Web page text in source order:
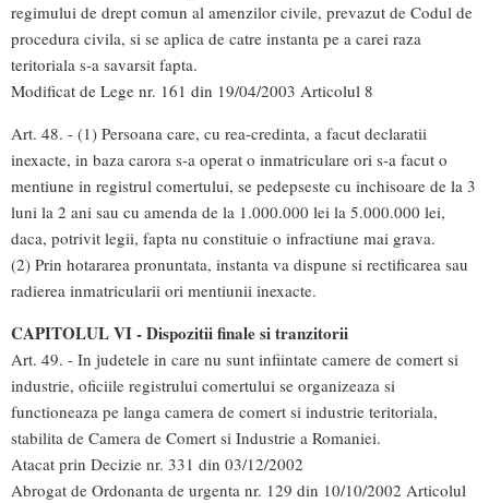
regimului de drept comun al amenzilor civile, prevazut de Codul de
procedura civila, si se aplica de catre instanta pe a carei raza
teritoriala s-a savarsit fapta.
Modificat de Lege nr. 161 din 19/04/2003 Articolul 8
Art. 48. - (1) Persoana care, cu rea-credinta, a facut declaratii
inexacte, in baza carora s-a operat o inmatriculare ori s-a facut o
mentiune in registrul comertului, se pedepseste cu inchisoare de la 3
luni la 2 ani sau cu amenda de la 1.000.000 lei la 5.000.000 lei,
daca, potrivit legii, fapta nu constituie o infractiune mai grava.
(2) Prin hotararea pronuntata, instanta va dispune si rectificarea sau
radierea inmatricularii ori mentiunii inexacte.
CAPITOLUL VI - Dispozitii finale si tranzitorii
Art. 49. - In judetele in care nu sunt infiintate camere de comert si
industrie, oficiile registrului comertului se organizeaza si
functioneaza pe langa camera de comert si industrie teritoriala,
stabilita de Camera de Comert si Industrie a Romaniei.
Atacat prin Decizie nr. 331 din 03/12/2002
Abrogat de Ordonanta de urgenta nr. 129 din 10/10/2002 Articolul